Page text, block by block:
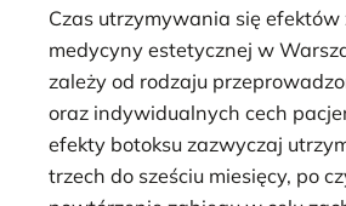
Czas utrzymywania się
medycyny estetycznej w
zależy od rodzaju
oraz indywidualnych cech
efekty botoksu zazwyczaj
trzech do sześciu miesięcy, po